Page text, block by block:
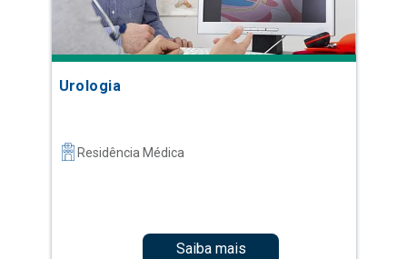
Urologia
Residência Médica
Saiba mais